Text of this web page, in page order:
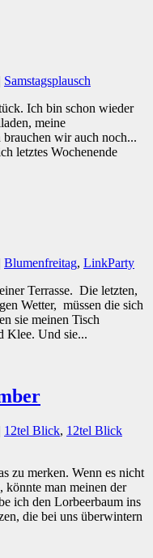
Samstagsplausch
Ich bin schon wieder
meine
wir auch noch...
letztes Wochenende
Blumenfreitag, LinkParty
Terrasse. Die letzten,
Wetter, müssen die sich
sie meinen Tisch
Klee. Und sie...
12tel Blick, 12tel Blick
zu merken. Wenn es nicht
könnte man meinen der
ich den Lorbeerbaum ins
die bei uns überwintern